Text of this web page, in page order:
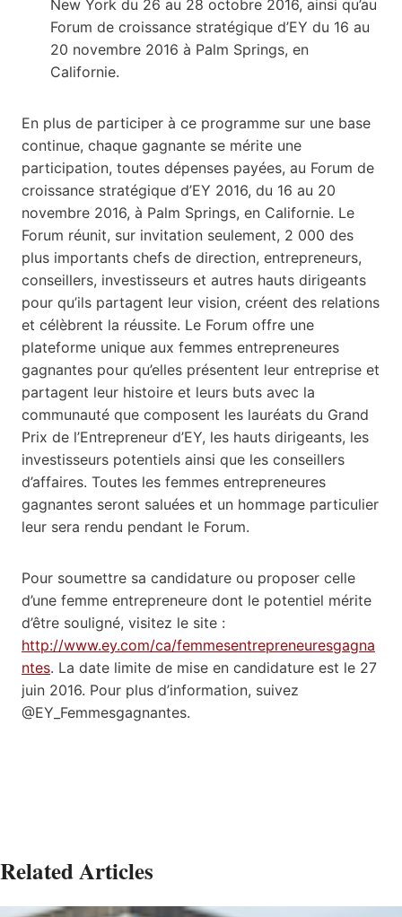
New York du 26 au 28 octobre 2016, ainsi qu’au
Forum de croissance stratégique d’EY du 16 au
20 novembre 2016 à Palm Springs, en
Californie.
En plus de participer à ce programme sur une base
continue, chaque gagnante se mérite une
participation, toutes dépenses payées, au Forum de
croissance stratégique d’EY 2016, du 16 au 20
novembre 2016, à Palm Springs, en Californie. Le
Forum réunit, sur invitation seulement, 2 000 des
plus importants chefs de direction, entrepreneurs,
conseillers, investisseurs et autres hauts dirigeants
pour qu’ils partagent leur vision, créent des relations
et célèbrent la réussite. Le Forum offre une
plateforme unique aux femmes entrepreneures
gagnantes pour qu’elles présentent leur entreprise et
partagent leur histoire et leurs buts avec la
communauté que composent les lauréats du Grand
Prix de l’Entrepreneur d’EY, les hauts dirigeants, les
investisseurs potentiels ainsi que les conseillers
d’affaires. Toutes les femmes entrepreneures
gagnantes seront saluées et un hommage particulier
leur sera rendu pendant le Forum.
Pour soumettre sa candidature ou proposer celle
d’une femme entrepreneure dont le potentiel mérite
d’être souligné, visitez le site :
http://www.ey.com/ca/femmesentrepreneuresgagna
ntes. La date limite de mise en candidature est le 27
juin 2016. Pour plus d’information, suivez
@EY_Femmesgagnantes.
Related Articles